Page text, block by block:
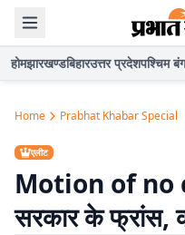
होमझारखण्डबिहारउत्तर प्रदेशपश्चिम
Home Prabhat Khabar Special
एलीट
Motion of no
सरकार के फ्रांस,